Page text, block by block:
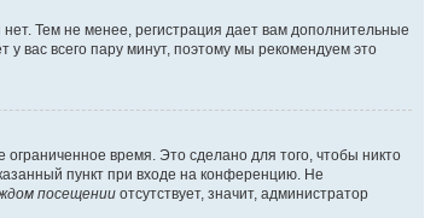
Тем не менее, регистрация дает вам дополнительные
вас всего пару минут, поэтому мы рекомендуем это
время. Это сделано для того, чтобы никто
пункт при входе на конференцию. Не
посещении отсутствует, значит, администратор